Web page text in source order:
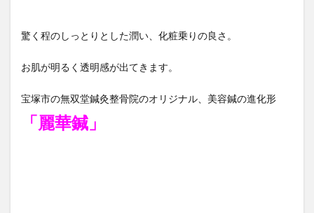
驚く程のしっとりとした潤い、化粧乗りの良さ。
お肌が明るく透明感が出てきます。
宝塚市の無双堂鍼灸整骨院のオリジナル、美容鍼の進化形
「麗華鍼」